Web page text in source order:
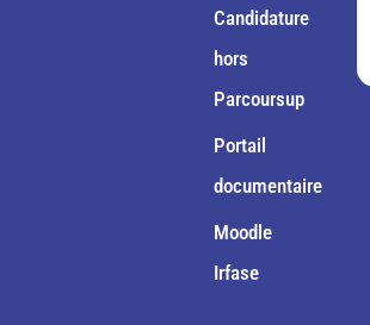
Candidature
hors
Parcoursup
Portail
documentaire
Moodle
Irfase